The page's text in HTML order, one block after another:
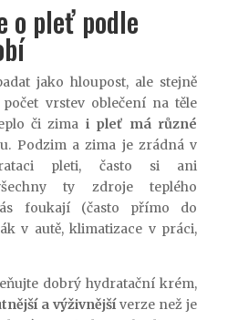
o pleť podle
jako hloupost, ale stejně
vrstev oblečení na těle
či zima i pleť má různé
Podzim a zima je zrádná v
pleti, často si ani
ty zdroje teplého
foukají (často přímo do
v autě, klimatizace v práci,
dobrý hydratační krém,
a výživnější verze než je